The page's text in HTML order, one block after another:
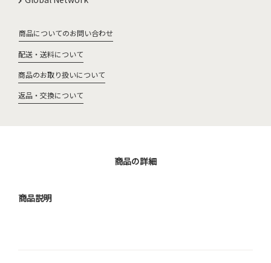
商品についてのお問い合わせ
配送・送料について
商品のお取り扱いについて
返品・交換について
商品の詳細
商品説明